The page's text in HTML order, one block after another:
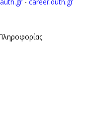
Πληροφορίας